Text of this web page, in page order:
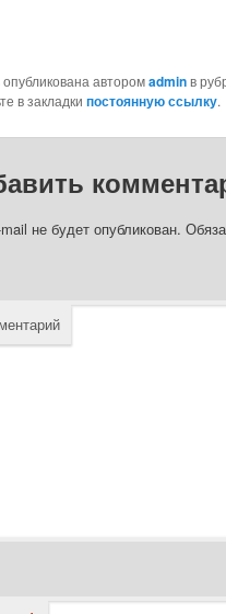
авторомadminв
в закладки постоянную ссылку.
не будет опубликован.